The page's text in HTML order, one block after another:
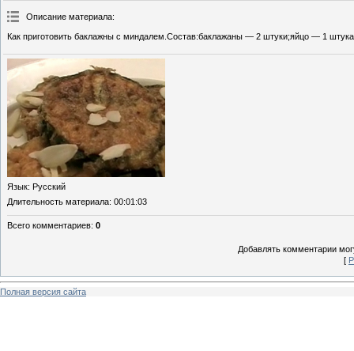
Описание материала:
Как приготовить баклажны с миндалем.Состав:баклажаны — 2 штуки;яйцо — 1
Язык: Русский
Длительность материала: 00:01:03
Всего комментариев: 0
Добавлять комментарии
[
Полная версия сайта